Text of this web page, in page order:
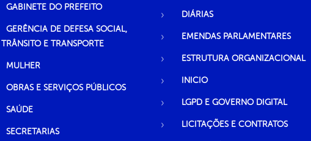
GABINETE DO PREFEITO
GERÊNCIA DE DEFESA SOCIAL,
TRÂNSITO E TRANSPORTE
MULHER
OBRAS E SERVIÇOS PÚBLICOS
SAÚDE
SECRETARIAS
DIÁRIAS
EMENDAS PARLAMENTARES
ESTRUTURA ORGANIZACIONAL
INICIO
LGPD E GOVERNO DIGITAL
LICITAÇÕES E CONTRATOS